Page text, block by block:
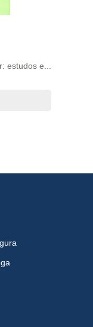
estudos e...